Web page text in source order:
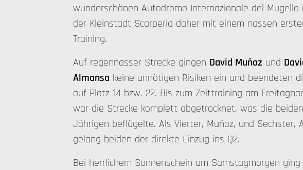
wunderschönen Autodromo Internazionale del Mugello
der Kleinstadt Scarperia daher mit einem nassen
Training.
Auf regennasser Strecke gingen David Muñoz und
Almansa keine unnötigen Risiken ein und beendeten
auf Platz 14 bzw. 22. Bis zum Zeittraining am
war die Strecke komplett abgetrocknet, was die
Jährigen beflügelte. Als Vierter, Muñoz, und Sechster,
gelang beiden der direkte Einzug ins Q2.
Bei herrlichem Sonnenschein am Samstagmorgen